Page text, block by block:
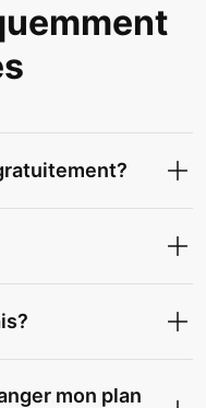
mon plan